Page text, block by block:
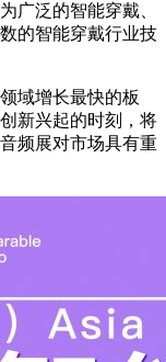
广泛的智能穿戴、
的智能穿戴行业技
域增长最快的板
新兴起的时刻，将
频展对市场具有重